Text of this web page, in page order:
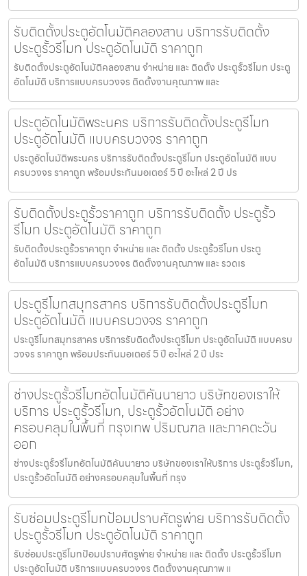
รับติดตั้งประตูอัตโนมัติคลองสาน บริการรับติดตั้ง
ประตูรั้วรีโมท ประตูอัตโนมัติ ราคาถูก
รับติดตั้งประตูอัตโนมัติคลองสาน จำหน่าย และ ติดตั้ง ประตูรั้วรีโมท ประตู
อัตโนมัติ บริการแบบครบวงจร ติดตั้งงานคุณภาพ และ
ประตูอัตโนมัติพระนคร บริการรับติดตั้งประตูรีโมท
ประตูอัตโนมัติ แบบครบวงจร ราคาถูก
ประตูอัตโนมัติพระนคร บริการรับติดตั้งประตูรีโมท ประตูอัตโนมัติ แบบ
ครบวงจร ราคาถูก พร้อมประกันมอเตอร์ 5 ปี อะไหล่ 2 ปี ปร
รับติดตั้งประตูรั้วราคาถูก บริการรับติดตั้ง ประตูรั้ว
รีโมท ประตูอัตโนมัติ ราคาถูก
รับติดตั้งประตูรั้วราคาถูก จำหน่าย และ ติดตั้ง ประตูรั้วรีโมท ประตู
อัตโนมัติ บริการแบบครบวงจร ติดตั้งงานคุณภาพ และ รวดเร
ประตูรีโมทสมุทรสาคร บริการรับติดตั้งประตูรีโมท
ประตูอัตโนมัติ แบบครบวงจร ราคาถูก
ประตูรีโมทสมุทรสาคร บริการรับติดตั้งประตูรีโมท ประตูอัตโนมัติ แบบครบ
วงจร ราคาถูก พร้อมประกันมอเตอร์ 5 ปี อะไหล่ 2 ปี ประ
ช่างประตูรั้วรีโมทอัตโนมัติคันนายาว บริษัทของเราให้
บริการ ประตูรั้วรีโมท, ประตูรั้วอัตโนมัติ อย่าง
ครอบคลุมในพื้นที่ กรุงเทพ ปริมณฑล และภาคตะวัน
ออก
ช่างประตูรั้วรีโมทอัตโนมัติคันนายาว บริษัทของเราให้บริการ ประตูรั้วรีโมท,
ประตูรั้วอัตโนมัติ อย่างครอบคลุมในพื้นที่ กรุง
รับซ่อมประตูรีโมทป้อมปราบศัตรูพ่าย บริการรับติดตั้ง
ประตูรั้วรีโมท ประตูอัตโนมัติ ราคาถูก
รับซ่อมประตูรีโมทป้อมปราบศัตรูพ่าย จำหน่าย และ ติดตั้ง ประตูรั้วรีโมท
ประตูอัตโนมัติ บริการแบบครบวงจร ติดตั้งงานคุณภาพ แ